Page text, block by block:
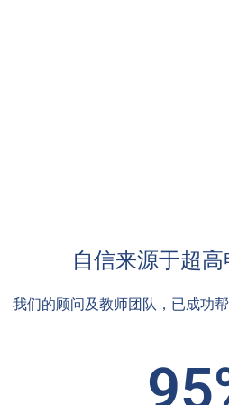
自信来源于超
我们的顾问及教师团队，已成功